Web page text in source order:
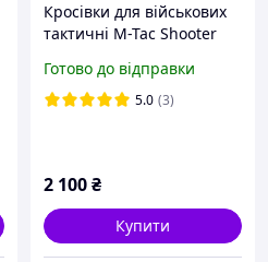
Кросівки для військових
тактичні M-Tac Shooter
військове взуття М-Так,
койот
Готово до відправки
5.0 (3)
2 100₴
Купити